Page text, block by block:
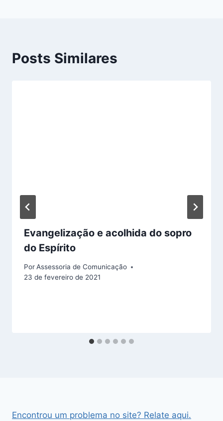
Posts Similares
Evangelização e acolhida do sopro
do Espírito
PorAssessoria de Comunicação
23 de fevereiro de 2021
Encontrou um problema no site? Relate aqui.